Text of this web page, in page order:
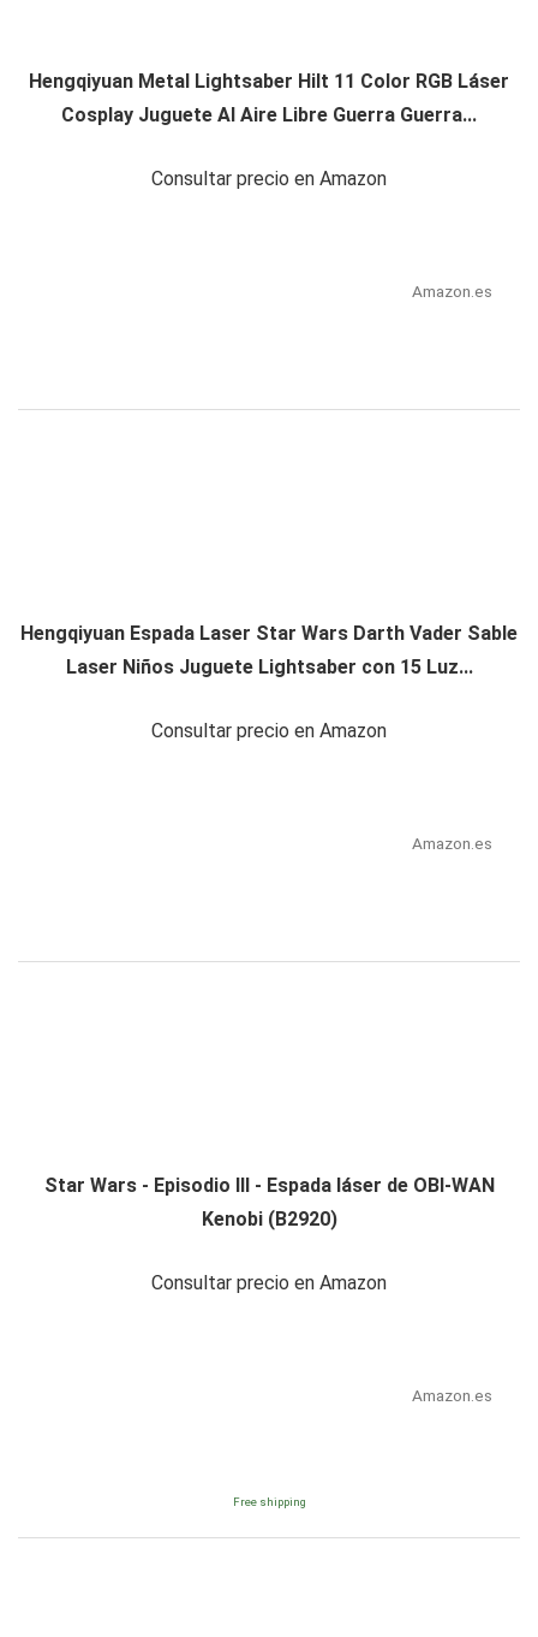
Hengqiyuan Metal Lightsaber Hilt 11 Color RGB Láser
Cosplay Juguete Al Aire Libre Guerra Guerra...
Consultar precio en Amazon
Amazon.es
Hengqiyuan Espada Laser Star Wars Darth Vader Sable
Laser Niños Juguete Lightsaber con 15 Luz...
Consultar precio en Amazon
Amazon.es
Star Wars - Episodio III - Espada láser de OBI-WAN
Kenobi (B2920)
Consultar precio en Amazon
Amazon.es
Free shipping